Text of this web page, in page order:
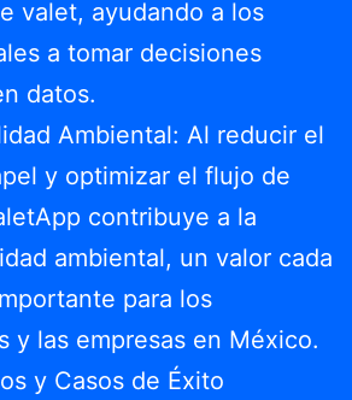
valet, ayudando a los
a tomar decisiones
datos.
Ambiental: Al reducir el
y optimizar el flujo de
contribuye a la
ambiental, un valor cada
para los
y las empresas en México.
y Casos de Éxito